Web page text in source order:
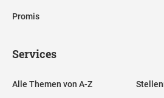
Promis
Services
Alle Themen von A-Z